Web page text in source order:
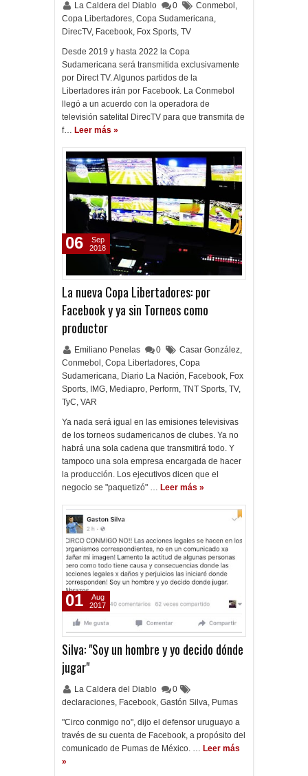
La Caldera del Diablo 0 Conmebol ,
Copa Libertadores, Copa Sudamericana,
DirecTV, Facebook, Fox Sports, TV
Desde 2019 y hasta 2022 la Copa
Sudamericana será transmitida exclusivamente
por Direct TV. Algunos partidos de la
Libertadores irán por Facebook. La Conmebol
llegó a un acuerdo con la operadora de
televisión satelital DirecTV para que transmita de
f… Leer más »
La nueva Copa Libertadores: por
Facebook y ya sin Torneos como
productor
Emiliano Penelas 0 Casar González,
Conmebol , Copa Libertadores, Copa
Sudamericana, Diario La Nación, Facebook, Fox
Sports, IMG, Mediapro, Perform, TNT Sports, TV,
TyC, VAR
Ya nada será igual en las emisiones televisivas
de los torneos sudamericanos de clubes. Ya no
habrá una sola cadena que transmitirá todo. Y
tampoco una sola empresa encargada de hacer
la producción. Los ejecutivos dicen que el
negocio se "paquetizó" … Leer más »
06
Sep
2018
Silva: "Soy un hombre y yo decido dónde
jugar"
La Caldera del Diablo
0
declaraciones, Facebook, Gastón Silva, Pumas
"Circo conmigo no", dijo el defensor uruguayo a
través de su cuenta de Facebook, a propósito del
comunicado de Pumas de México. … Leer más
»
01
Aug
2017